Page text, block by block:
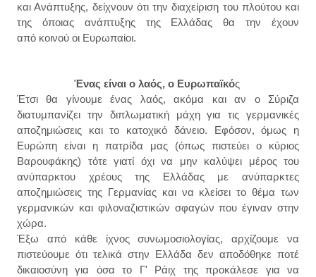
και Ανάπτυξης, δείχνουν ότι την διαχείριση του πλούτου και
της όποιας ανάπτυξης της Ελλάδας θα την έχουν
από κοινού οι Ευρωπαίοι.
Ένας είναι ο λαός, ο Ευρωπαϊκός
Έτσι θα γίνουμε ένας λαός, ακόμα και αν ο Σύριζα
διατυμπανίζει την διπλωματική μάχη για τις γερμανικές
αποζημιώσεις και το κατοχικό δάνειο. Εφόσον, όμως η
Ευρώπη είναι η πατρίδα μας (όπως πιστεύει ο κύριος
Βαρουφάκης) τότε γιατί όχι να μην καλύψει μέρος του
ανύπαρκτου χρέους της Ελλάδας με ανύπαρκτες
αποζημιώσεις της Γερμανίας και να κλείσει το θέμα των
γερμανικών και φιλοναζιστικών σφαγών που έγιναν στην
χώρα.
Έξω από κάθε ίχνος συνωμοσιολογίας, αρχίζουμε να
πιστεύουμε ότι τελικά στην Ελλάδα δεν αποδόθηκε ποτέ
δικαιοσύνη για όσα το Γ' Ράιχ της προκάλεσε για να